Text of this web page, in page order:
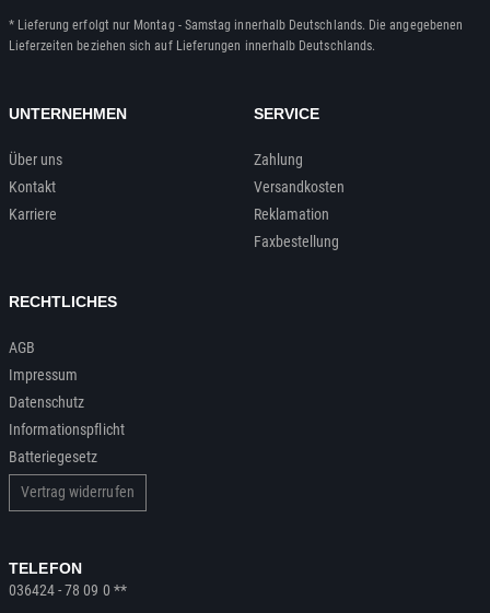
* Lieferung erfolgt nur Montag - Samstag innerhalb Deutschlands. Die angegebenen
Lieferzeiten beziehen sich auf Lieferungen innerhalb Deutschlands.
UNTERNEHMEN
Über uns
Kontakt
Karriere
SERVICE
Zahlung
Versandkosten
Reklamation
Faxbestellung
RECHTLICHES
AGB
Impressum
Datenschutz
Informationspflicht
Batteriegesetz
Vertrag widerrufen
TELEFON
036424 - 78 09 0 **